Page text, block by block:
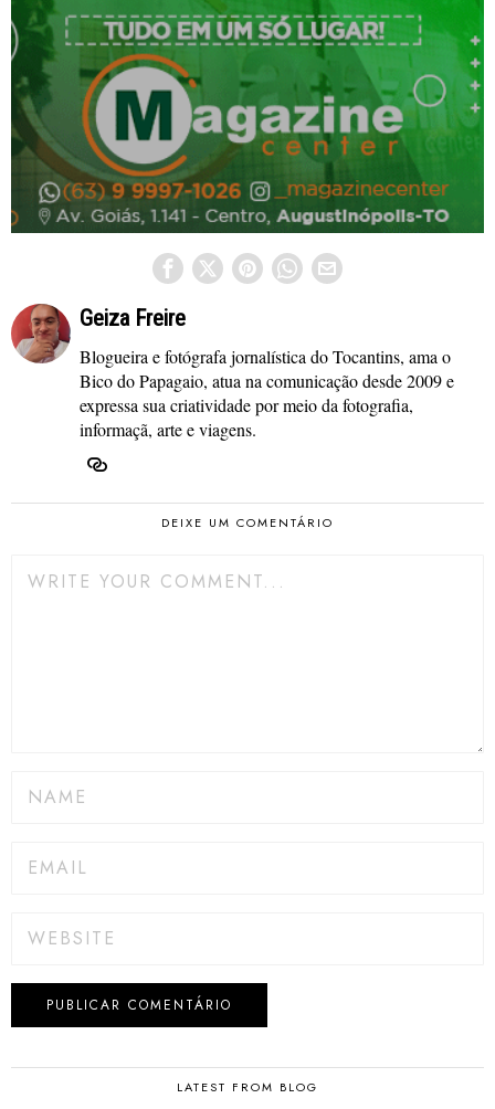
Geiza Freire
Blogueira e fotógrafa jornalística do Tocantins, ama o
Bico do Papagaio, atua na comunicação desde 2009 e
expressa sua criatividade por meio da fotografia,
informaçã, arte e viagens.
DEIXE UM COMENTÁRIO
LATEST FROM BLOG